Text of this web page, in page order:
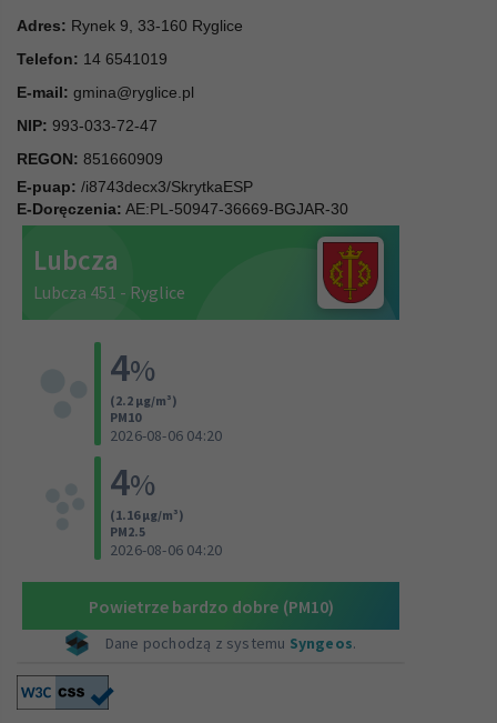
Adres: Rynek 9, 33-160 Ryglice
Telefon: 14 6541019
E-mail: gmina@ryglice.pl
NIP: 993-033-72-47
REGON: 851660909
E-puap: /i8743decx3/SkrytkaESP
E-Doręczenia: AE:PL-50947-36669-BGJAR-30